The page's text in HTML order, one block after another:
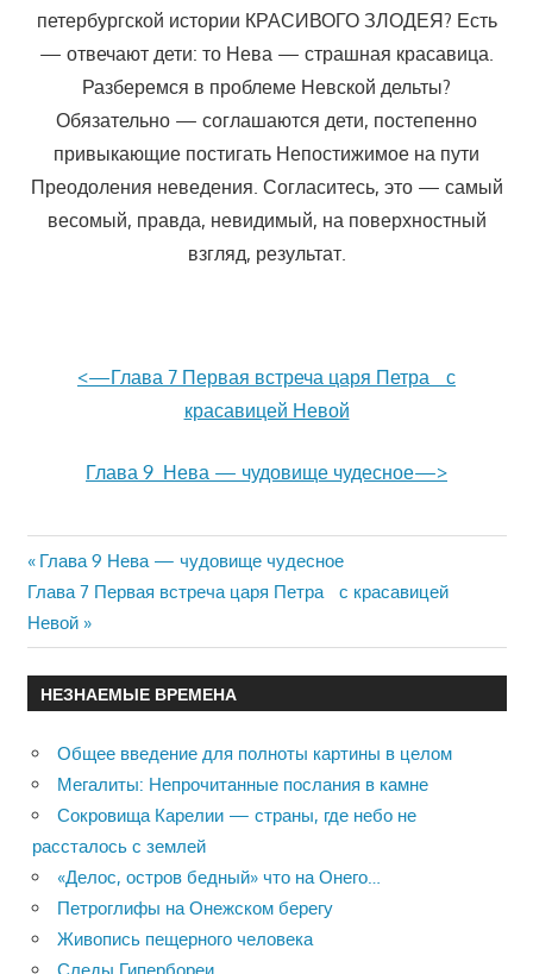
петербургской истории КРАСИВОГО ЗЛОДЕЯ? Есть
— отвечают дети: то Нева — страшная красавица.
Разберемся в проблеме Невской дельты?
Обязательно — соглашаются дети, постепенно
привыкающие постигать Непостижимое на пути
Преодоления неведения. Согласитесь, это — самый
весомый, правда, невидимый, на поверхностный
взгляд, результат.
<—Глава 7 Первая встреча царя Петра с
красавицей Невой
Глава 9 Нева — чудовище чудесное—>
Навигация
по
записям
Previous
Post:
Глава 9 Нева — чудовище чудесное
Next
Post:
Глава 7 Первая встреча царя Петра с красавицей
Невой
НЕЗНАЕМЫЕ ВРЕМЕНА
Общее введение для полноты картины в целом
Мегалиты: Непрочитанные послания в камне
Сокровища Карелии — страны, где небо не
рассталось с землей
«Делос, остров бедный» что на Онего…
Петроглифы на Онежском берегу
Живопись пещерного человека
Следы Гипербореи